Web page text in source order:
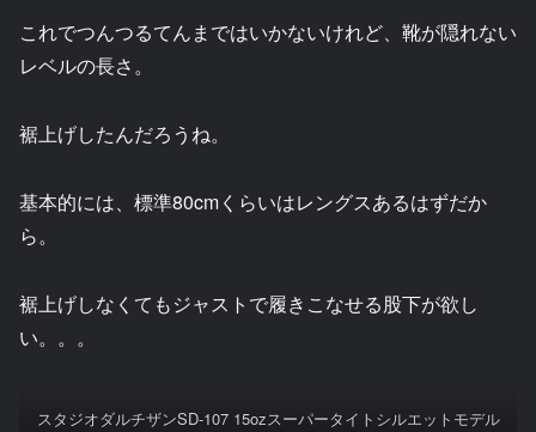
これでつんつるてんまではいかないけれど、靴が隠れない
レベルの長さ。
裾上げしたんだろうね。
基本的には、標準80cmくらいはレングスあるはずだか
ら。
裾上げしなくてもジャストで履きこなせる股下が欲し
い。。。
スタジオダルチザンSD-107 15ozスーパータイトシルエットモデル